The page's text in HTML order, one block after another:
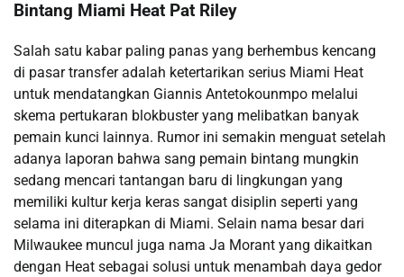
Bintang Miami Heat Pat Riley
Salah satu kabar paling panas yang berhembus kencang
di pasar transfer adalah ketertarikan serius Miami Heat
untuk mendatangkan Giannis Antetokounmpo melalui
skema pertukaran blokbuster yang melibatkan banyak
pemain kunci lainnya. Rumor ini semakin menguat setelah
adanya laporan bahwa sang pemain bintang mungkin
sedang mencari tantangan baru di lingkungan yang
memiliki kultur kerja keras sangat disiplin seperti yang
selama ini diterapkan di Miami. Selain nama besar dari
Milwaukee muncul juga nama Ja Morant yang dikaitkan
dengan Heat sebagai solusi untuk menambah daya gedor